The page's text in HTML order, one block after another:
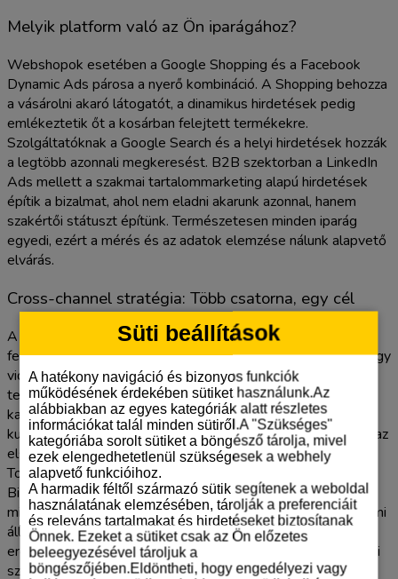
Süti beállítások
A hatékony navigáció és bizonyos funkciók
működésének érdekében sütiket használunk.Az
alábbiakban az egyes kategóriák alatt részletes
információkat talál minden sütiről.A "Szükséges"
kategóriába sorolt sütiket a böngésző tárolja, mivel
ezek elengedhetetlenül szükségesek a webhely
alapvető funkcióihoz.
A harmadik féltől származó sütik segítenek a weboldal
használatának elemzésében, tárolják a preferenciáit
és releváns tartalmakat és hirdetéseket biztosítanak
Önnek. Ezeket a sütiket csak az Ön előzetes
beleegyezésével tároljuk a
böngészőjében.Eldöntheti, hogy engedélyezi vagy
Melyik platform való az Ön iparágához?
Webshopok esetében a Google Shopping és a Facebook
Dynamic Ads párosa a nyerő kombináció. A Shopping behozza
a vásárolni akaró látogatót, a dinamikus hirdetések pedig
emlékeztetik őt a kosárban felejtett termékekre.
Szolgáltatóknak a Google Search és a helyi hirdetések hozzák
a legtöbb azonnali megkeresést. B2B szektorban a LinkedIn
Ads mellett a szakmai tartalommarketing alapú hirdetések
építik a bizalmat, ahol nem eladni akarunk azonnal, hanem
szakértői státuszt építünk. Természetesen minden iparág
egyedi, ezért a mérés és az adatok elemzése nálunk alapvető
elvárás.
Cross-channel stratégia: Több csatorna, egy cél
A modern
kampányok ritkán állnak meg egyetlen
felületen. A vásárlói út ma már összetett: a felhasználó lát egy
videót a YouTube-on, később görgetés közben találkozik a
termékkel Facebookon, majd végül a Google keresőben
kattint rá a hirdetésre. A remarketing szerepe itt válik
kulcsfontosságúvá. Segítünk visszahozni azt a látogatót, aki az
első látogatáskor még nem állt készen a döntésre. A
Toptarget módszere az egységes üzenetkezelésben rejlik.
Biztosítjuk, hogy a hirdetések stílusa, ajánlata és hangvétele
minden platformon ugyanazt a profizmust sugallja. Mindent mi
állítunk be és optimalizálunk manuálisan, így Önnek csak az
eredményeket kell figyelnie. A siker titka a csatornák közötti
szinergia, ahol 1+1 nem kettő, hanem három lesz a